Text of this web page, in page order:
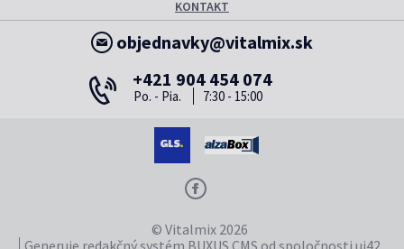
KONTAKT
objednavky@vitalmix.sk
+421 904 454 074
Po. - Pia. 7:30 - 15:00
© Vitalmix 2026
Generuje redakčný systém BUXUS CMS od spoločnosti ui42